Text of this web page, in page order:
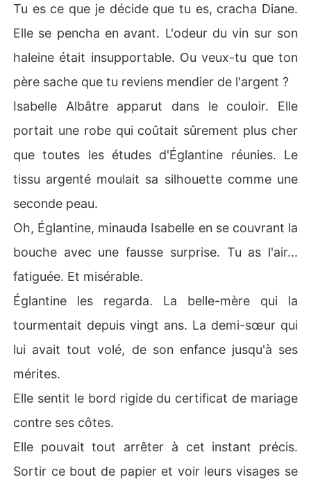
Tu es ce que je décide que tu es, cracha Diane.
Elle se pencha en avant. L'odeur du vin sur son
haleine était insupportable. Ou veux-tu que ton
père sache que tu reviens mendier de l'argent ?
Isabelle Albâtre apparut dans le couloir. Elle
portait une robe qui coûtait sûrement plus cher
que toutes les études d'Églantine réunies. Le
tissu argenté moulait sa silhouette comme une
seconde peau.
Oh, Églantine, minauda Isabelle en se couvrant la
bouche avec une fausse surprise. Tu as l'air...
fatiguée. Et misérable.
Églantine les regarda. La belle-mère qui la
tourmentait depuis vingt ans. La demi-sœur qui
lui avait tout volé, de son enfance jusqu'à ses
mérites.
Elle sentit le bord rigide du certificat de mariage
contre ses côtes.
Elle pouvait tout arrêter à cet instant précis.
Sortir ce bout de papier et voir leurs visages se